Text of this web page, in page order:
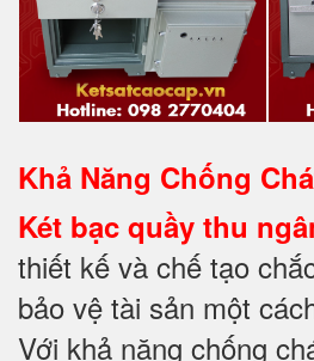
Khả Năng Chống
Két bạc quầy thu
thiết kế và chế tạo
bảo vệ tài sản một
Với khả năng chống